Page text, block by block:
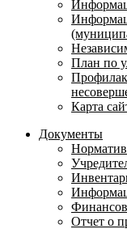
План по
Карта
Документы
Отчет о